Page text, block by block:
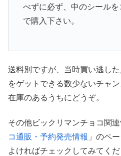
べずに必ず、中のシール
で購入下さい。
送料別ですが、当時買い逃し
をゲットできる数少ないチャン
在庫のあるうちにどうぞ。
その他ビックリマンチョコ関連
コ通販・予約発売情報 」のペ
よければチェックしてみてくだ